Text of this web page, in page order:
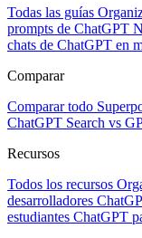
Todas las guías
prompts de ChatGPT
chats de ChatGPT en
Comparar
Comparar todo
ChatGPT Search vs
Recursos
Todos los recursos
desarrolladores
estudiantes ChatGPT